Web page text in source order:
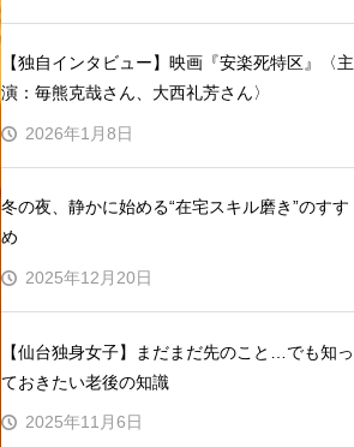
【独自インタビュー】映画『安楽死特区』〈主
演：毎熊克哉さん、大西礼芳さん〉
2026年1月8日
冬の夜、静かに始める“在宅スキル磨き”のすす
め
2025年12月20日
【仙台独身女子】まだまだ先のこと…でも知っ
ておきたい老後の知識
2025年11月6日